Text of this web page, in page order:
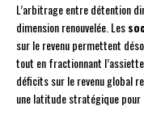
L’arbitrage entre détention
dimension renouvelée. Les
sur le revenu permettent
tout en fractionnant
déficits sur le revenu global
une latitude stratégique pour